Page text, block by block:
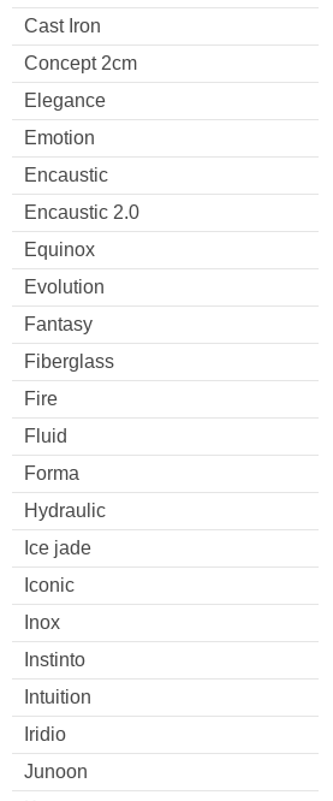
Cast Iron
Concept 2cm
Elegance
Emotion
Encaustic
Encaustic 2.0
Equinox
Evolution
Fantasy
Fiberglass
Fire
Fluid
Forma
Hydraulic
Ice jade
Iconic
Inox
Instinto
Intuition
Iridio
Junoon